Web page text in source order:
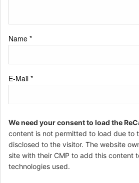
Name *
E-Mail *
We need your consent to load the
content is not permitted to load due to
disclosed to the visitor. The website
site with their CMP to add this content
technologies used.